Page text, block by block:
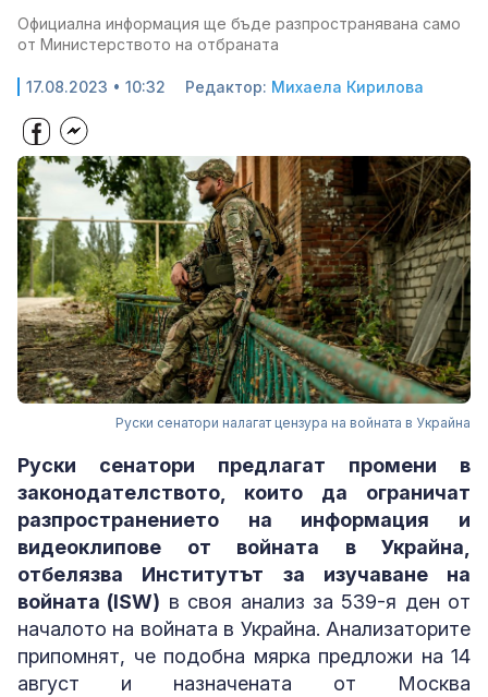
Официална информация ще бъде разпространявана само
от Министерството на отбраната
17.08.2023 • 10:32 Редактор: Михаела Кирилова
Руски сенатори налагат цензура на войната в Украйна
Руски сенатори предлагат промени в
законодателството, които да ограничат
разпространението на информация и
видеоклипове от войната в Украйна,
отбелязва Институтът за изучаване на
войната (ISW) в своя анализ за 539-я ден от
началото на войната в Украйна. Анализаторите
припомнят, че подобна мярка предложи на 14
август и назначената от Москва